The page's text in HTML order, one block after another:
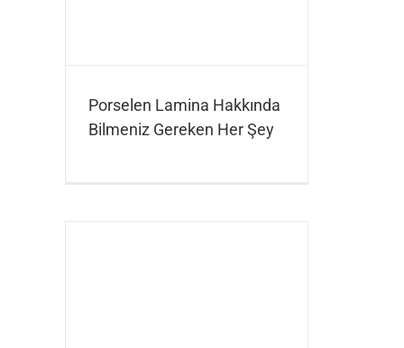
Porselen Lamina Hakkında
Bilmeniz Gereken Her Şey